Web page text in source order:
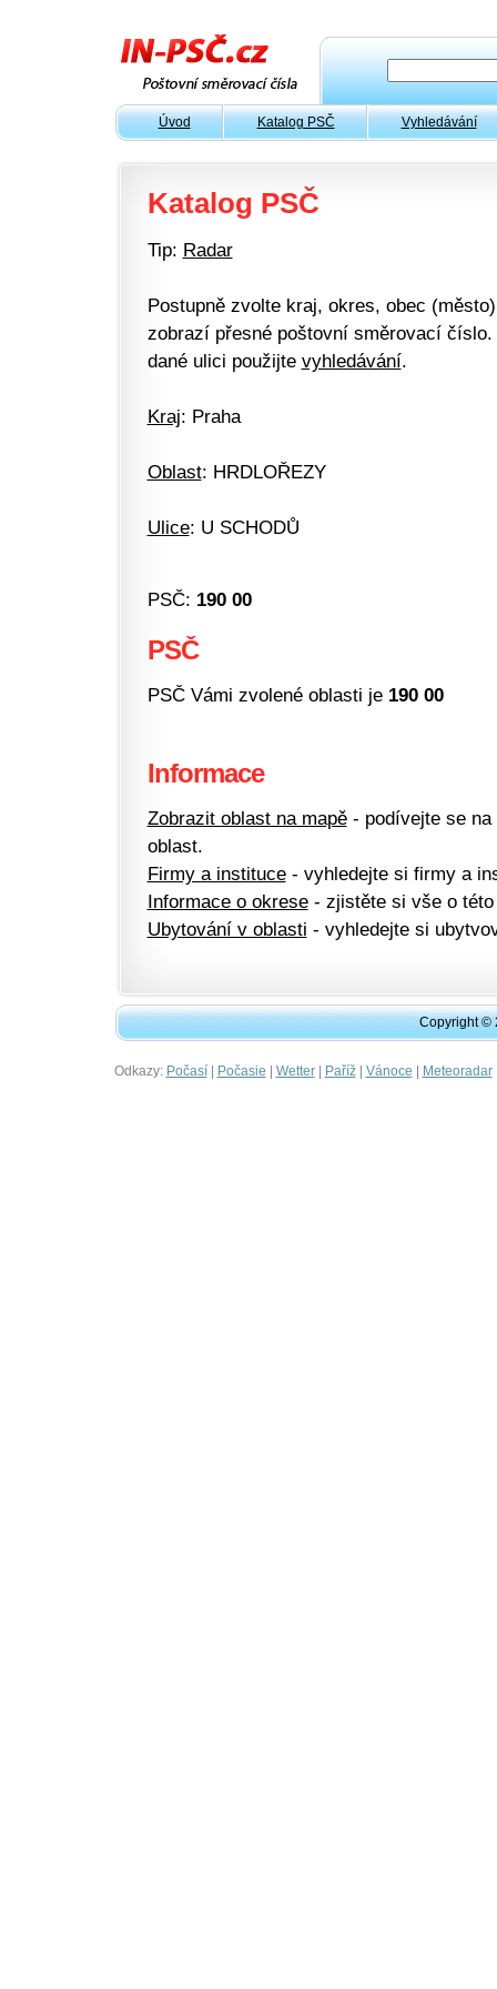
Úvod Katalog PSČ Vyhledávání
Katalog PSČ
Tip: Radar
Postupně zvolte kraj, okres, obec
zobrazí přesné poštovní směrovací
dané ulici použijte vyhledávání.
Kraj: Praha
Oblast: HRDLOŘEZY
Ulice: U SCHODŮ
PSČ: 190 00
PSČ
PSČ Vámi zvolené oblasti je 190 00
Informace
Zobrazit oblast na mapě- podívejte se na
oblast.
Firmy a instituce- vyhledejte si firmy a
Informace o okrese- zjistěte si vše o této
Ubytování v oblasti - vyhledejte si
Copyright ©
Odkazy: Počasí| Počasie | Wetter| Paříž| Vánoce | Meteoradar